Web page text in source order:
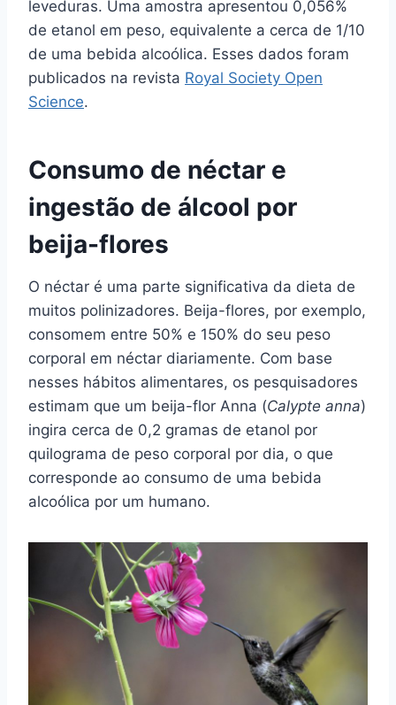
leveduras. Uma amostra apresentou 0,056%
de etanol em peso, equivalente a cerca de 1/10
de uma bebida alcoólica. Esses dados foram
publicados na revista Royal Society Open
Science.
Consumo de néctar e
ingestão de álcool por
beija-flores
O néctar é uma parte significativa da dieta de
muitos polinizadores. Beija-flores, por exemplo,
consomem entre 50% e 150% do seu peso
corporal em néctar diariamente. Com base
nesses hábitos alimentares, os pesquisadores
estimam que um beija-flor Anna (Calypte anna)
ingira cerca de 0,2 gramas de etanol por
quilograma de peso corporal por dia, o que
corresponde ao consumo de uma bebida
alcoólica por um humano.